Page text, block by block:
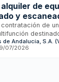
de
y
de
documentos. El
Industriales de
para uso
Andalucía, S.A.
07/2026